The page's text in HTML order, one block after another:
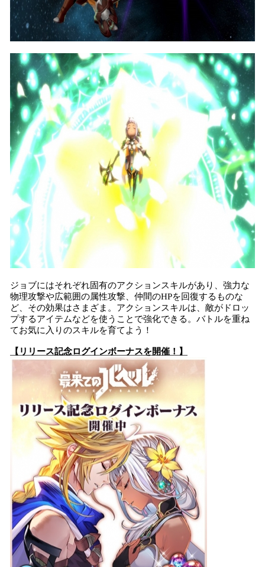
ジョブにはそれぞれ固有のアクションスキルがあり、強力な
物理攻撃や広範囲の属性攻撃、仲間のHPを回復するものな
ど、その効果はさまざま。アクションスキルは、敵がドロッ
プするアイテムなどを使うことで強化できる。バトルを重ね
てお気に入りのスキルを育てよう！
【リリース記念ログインボーナスを開催！】